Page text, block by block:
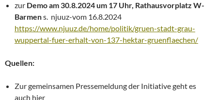
zur Demo am 30.8.2024 um 17 Uhr, Rathausvorplatz W-
Barmens. njuuz-vom 16.8.2024
https://www.njuuz.de/home/politik/gruen-stadt-grau-
wuppertal-fuer-erhalt-von-137-hektar-gruenflaechen/
Quellen:
Zur gemeinsamen Pressemeldung der Initiative geht es
auch hier